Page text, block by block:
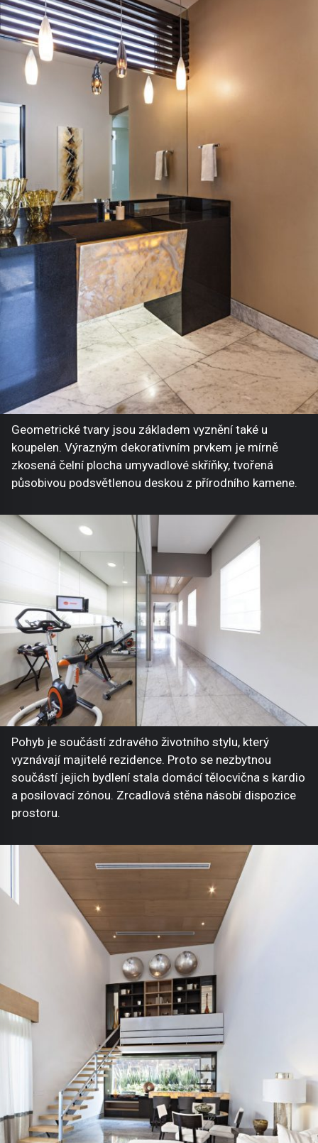
Geometrické tvary jsou základem vyznění také u
koupelen. Výrazným dekorativním prvkem je mírně
zkosená čelní plocha umyvadlové skříňky, tvořená
působivou podsvětlenou deskou z přírodního kamene.
Pohyb je součástí zdravého životního stylu, který
vyznávají majitelé rezidence. Proto se nezbytnou
součástí jejich bydlení stala domácí tělocvična s kardio
a posilovací zónou. Zrcadlová stěna násobí dispozice
prostoru.